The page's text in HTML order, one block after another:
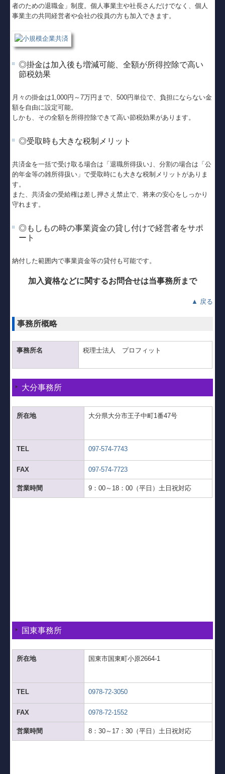
リンク集
事務所概略
事務所名 税理士法人 プロフィット
大分事務所
所在地 大分県大分市王子中町1番47号
TEL 097-574-7743
FAX 097-574-7723
営業時間 9：00～18：00（平日）土日祝対応
国東事務所
所在地 国東市国東町小原2664-1
TEL 0978-72-3050
FAX 0978-72-1552
営業時間 8：30～17：30（平日）土日祝対応
者のための退職金」制度。個人事業主や社長さんだけでなく、個人
事業主の共同経営者や会社の役員の方も加入できます。
◎掛金は加入後も増減可能、全額が所得控除で高い
節税効果
月々の掛金は1,000円～7万円まで、500円単位で、負担にならない金
額を自由に設定可能。
しかも、その全額を所得控除できて高い節税効果があります。
◎受取時も大きな税制メリット
共済金を一括で受け取る場合は「退職所得扱い｣、分割の場合は「公
的年金等の雑所得扱い」で受取時にも大きな税制メリットがありま
す。
また、共済金の受給権は差し押さえ禁止で、将来の安心をしっかり
守れます。
◎もしもの時の事業資金の貸し付けで経営者をサポ
ート
納付した範囲内で事業資金等の貸付も可能です。
加入資格などに関するお問合せは当事務所まで
▲ 戻る